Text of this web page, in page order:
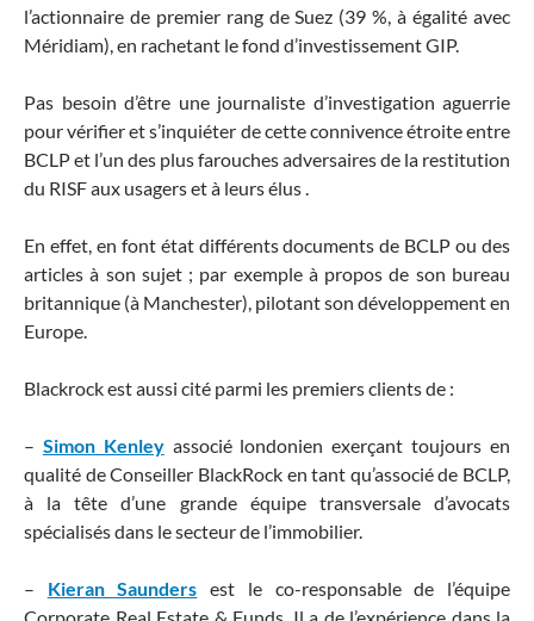
l’actionnaire de premier rang de Suez (39 %, à égalité avec
Méridiam), en rachetant le fond d’investissement GIP.
Pas besoin d’être une journaliste d’investigation aguerrie
pour vérifier et s’inquiéter de cette connivence étroite entre
BCLP et l’un des plus farouches adversaires de la restitution
du RISF aux usagers et à leurs élus .
En effet, en font état différents documents de BCLP ou des
articles à son sujet ; par exemple à propos de son bureau
britannique (à Manchester), pilotant son développement en
Europe.
Blackrock est aussi cité parmi les premiers clients de :
– Simon Kenleyassocié londonien exerçant toujours en
qualité de Conseiller BlackRock en tant qu’associé de BCLP,
à la tête d’une grande équipe transversale d’avocats
spécialisés dans le secteur de l’immobilier.
– Kieran Saunders est le co-responsable de l’équipe